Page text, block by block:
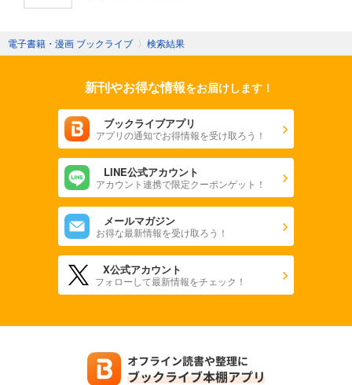
電子書籍・漫画 ブックライブ 〉 検索結果
新刊やお得な情報をお届けします！
ブックライブアプリ
アプリの通知でお得情報を受け取ろう！
LINE公式アカウント
アカウント連携で限定クーポンゲット！
メールマガジン
お得な最新情報を受け取ろう！
X公式アカウント
フォローして最新情報をチェック！